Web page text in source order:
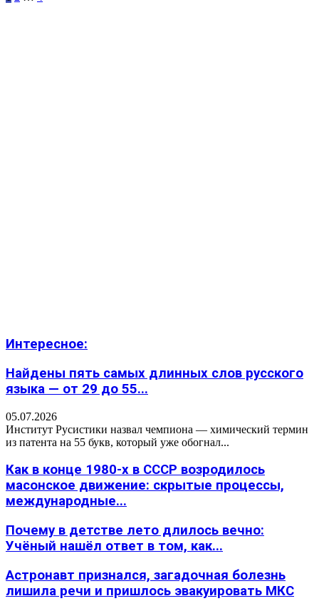
Интересное:
Найдены пять самых длинных слов русского
языка — от 29 до 55...
05.07.2026
Институт Русистики назвал чемпиона — химический термин
из патента на 55 букв, который уже обогнал...
Как в конце 1980-х в СССР возродилось
масонское движение: скрытые процессы,
международные...
Почему в детстве лето длилось вечно:
Учёный нашёл ответ в том, как...
Астронавт признался, загадочная болезнь
лишила речи и пришлось эвакуировать МКС